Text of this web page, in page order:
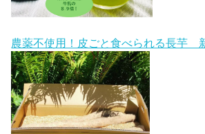
農薬不使用！皮ごと食べられる長芋